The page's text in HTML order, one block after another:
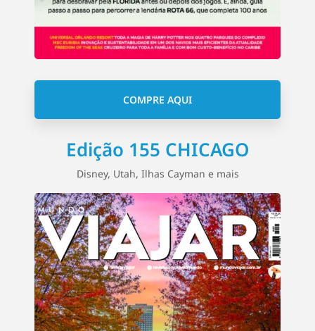
COMPRE AQUI
Edição 155 CHICAGO
Disney, Utah, Ilhas Cayman e mais